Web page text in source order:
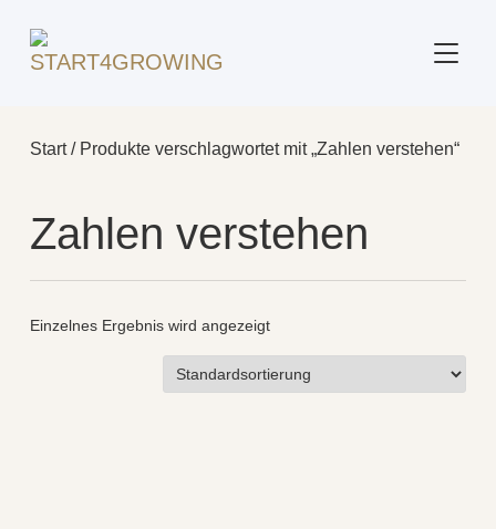
Start/ Produkte verschlagwortet mit „Zahlen verstehen“
Zahlen verstehen
Einzelnes Ergebnis wird angezeigt